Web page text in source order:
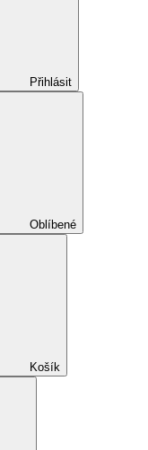
Přihlásit
Oblíbené
Košík